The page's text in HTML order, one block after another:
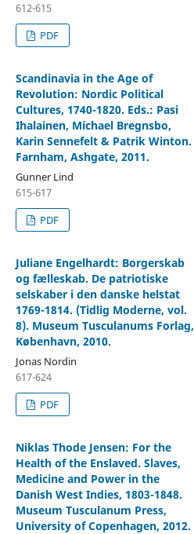
612-615
PDF
Scandinavia in the Age of
Revolution: Nordic Political
Cultures, 1740-1820. Eds.: Pasi
Ihalainen, Michael Bregnsbo,
Karin Sennefelt & Patrik Winton.
Farnham, Ashgate, 2011.
Gunner Lind
615-617
PDF
Juliane Engelhardt: Borgerskab
og fælleskab. De patriotiske
selskaber i den danske helstat
1769-1814. (Tidlig Moderne, vol.
8). Museum Tusculanums Forlag,
København, 2010.
Jonas Nordin
617-624
PDF
Niklas Thode Jensen: For the
Health of the Enslaved. Slaves,
Medicine and Power in the
Danish West Indies, 1803-1848.
Museum Tusculanum Press,
University of Copenhagen, 2012.